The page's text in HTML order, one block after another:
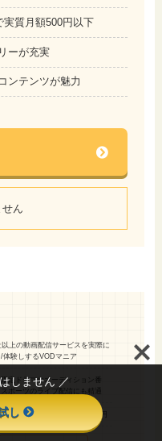
質月額500円以下
ーが充実
ンテンツが魅力
ん
以上の動画配信サービスを実際に
体験しするVODマニア
限定ドラマやオーディション番
スポーツのライブ配信にも精通
VOD料金はトータルで約1万円
しません ／
し